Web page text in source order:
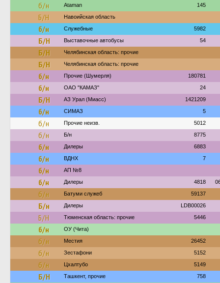
б/н Ataman 145
Б/Н Навоийская область
б/н Служебные 5982
Б/Н Выставочные автобусы 54
Б/Н Челябинская область: прочие
Б/Н Челябинская область: прочие
б/н Прочие (Шумерля) 180781
б/н ОАО "КАМАЗ" 24
Б/Н АЗ Урал (Миасс) 1421209
б/н СИМАЗ 5
б/н Прочие неизв. 5012
б/н Б/н 8775
б/н Дилеры 6883
б/н ВДНХ 7
б/н АП №8
б/н Дилеры 4818
б/н Батуми служеб 59137
Б/н Дилеры LDB00026
Б/Н Тюменская область: прочие 5446
б/н ОУ (Чита)
б/н Местия 26452
б/н Зестафони 5152
б/н Цхалтубо 5149
Б/Н Ташкент, прочие 758